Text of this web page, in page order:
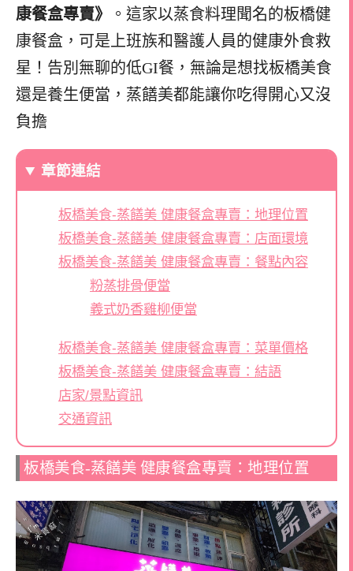
康餐盒專賣》
。這家以蒸食料理聞名的板橋健
康餐盒，可是上班族和醫護人員的健康外食救
星！告別無聊的低GI餐，無論是想找板橋美食
還是養生便當，蒸饍美都能讓你吃得開心又沒
負擔
章節連結
板橋美食-蒸饍美 ️健康餐盒專賣：地理位置
板橋美食-蒸饍美 ️健康餐盒專賣：店面環境
板橋美食-蒸饍美 ️健康餐盒專賣：餐點內容
粉蒸排骨便當
義式奶香雞柳便當
板橋美食-蒸饍美 ️健康餐盒專賣：菜單價格
板橋美食-蒸饍美 ️健康餐盒專賣：結語
店家/景點資訊
交通資訊
板橋美食-蒸饍美 ️健康餐盒專賣：地理位置